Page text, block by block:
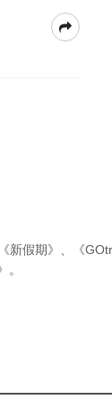
《新假期》 、
《
。